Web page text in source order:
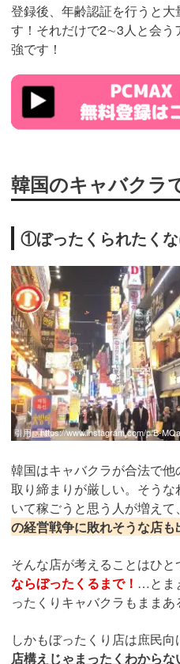
登録後、年齢認証を行うと
す！それだけで2∼3人と会う
強です！
https://pcmax.jp/lp/?
ad_id=rm307152
韓国のキャバクラ
①ぼったくられたく
引用：https://www.instagram.com/p/B-
韓国はキャバクラが合法で
取り締まりが厳しい。そう
いて稼ごうと思う人が増えて
の経営戦争に敗れそうな店も
そんな店が考えることはひと
ならぼったくるまで！ …とま
ったくりキャバクラもままあ
しかもぼったくり店は庶民
店構えじゃまったくわからな